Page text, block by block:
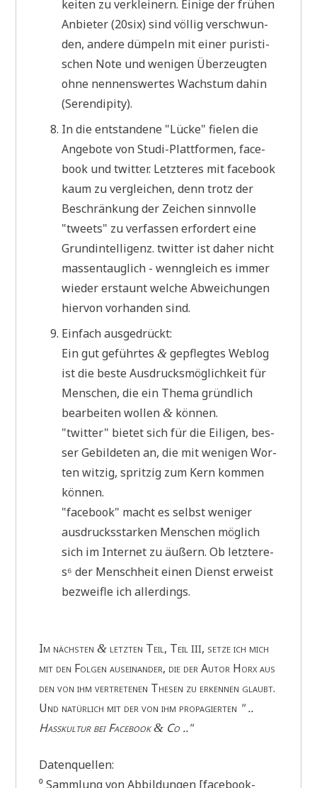
kei­ten zu ver­klei­nern. Eini­ge der frü­hen
Anbie­ter (20six) sind völ­lig ver­schwun­
den, ande­re düm­peln mit einer puri­sti­
schen Note und weni­gen Über­zeug­ten
ohne nen­nens­wer­tes Wachs­tum dahin
(Seren­di­pi­ty).
In die ent­stan­de­ne "Lücke" fie­len die
Ange­bo­te von Stu­di-Platt­for­men, face­
book und twit­ter. Letz­te­res mit face­book
kaum zu ver­glei­chen, denn trotz der
Beschrän­kung der Zei­chen sinn­vol­le
"tweets" zu ver­fas­sen erfor­dert eine
Grund­in­tel­li­genz. twit­ter ist daher nicht
mas­sen­taug­lich - wenn­gleich es immer
wie­der erstaunt wel­che Abwei­chun­gen
hier­von vor­han­den sind.
Ein­fach ausgedrückt:
Ein gut geführ­tes& gepfleg­tes Web­log
ist die beste Aus­drucks­mög­lich­keit für
Men­schen, die ein The­ma gründ­lich
bear­bei­ten wol­len& können.
"twit­ter" bie­tet sich für die Eili­gen, bes­
ser Gebil­de­ten an, die mit weni­gen Wor­
ten wit­zig, sprit­zig zum Kern kom­men
können.
"face­book" macht es selbst weni­ger
aus­drucks­star­ken Men­schen mög­lich
sich im Inter­net zu äußern. Ob letz­te­re­
s⁶ der Mensch­heit einen Dienst erweist
bezweif­le ich allerdings.
Im näch­sten& letz­ten Teil, TeilIII, set­ze ich mich
mit den Fol­gen aus­ein­an­der, die der Autor Horx aus
den von ihm ver­tre­te­nen The­sen zu erken­nen glaubt.
Und natür­lich mit der von ihm pro­pa­gier­ten " ..
Hass­kul­tur bei Face­book& Co .."
Daten­quel­len:
⁰ Samm­lung von Abbil­dun­gen [face­book-